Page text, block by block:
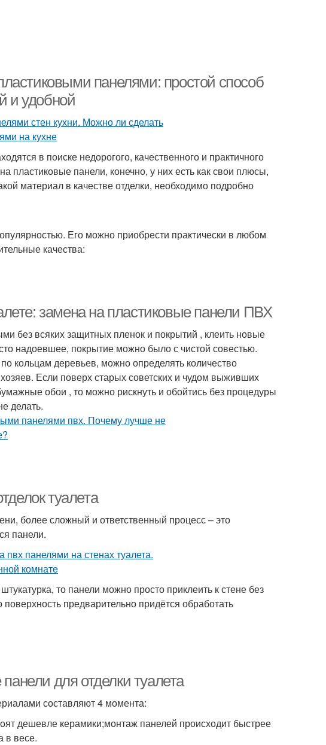
панелями: простой способ
и удобной
в поиске недорогого, качественного и практичного
пластиковые панели, конечно, у них есть как свои плюсы,
материал в качестве отделки, необходимо подробно
Его можно приобрести практически в любом
качества:
замена на пластиковые панели ПВХ
без всяких защитных пленок и покрытий , клеить новые
надоевшее, покрытие можно было с чистой совестью.
кольцам деревьев, можно определять количество
Если поверх старых советских и чудом выживших
обои , то можно рискнуть и обойтись без процедуры
делать.
туалета
более сложный и ответственный процесс – это
панели.
то панели можно просто приклеить к стене без
предварительно придётся обработать
для отделки туалета
составляют 4 момента:
дешевле керамики;монтаж панелей происходит быстрее
в весе.